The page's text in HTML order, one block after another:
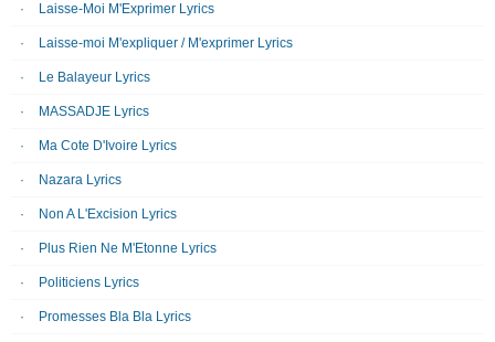
Laisse-Moi M'Exprimer Lyrics
Laisse-moi M'expliquer / M'exprimer Lyrics
Le Balayeur Lyrics
MASSADJE Lyrics
Ma Cote D'Ivoire Lyrics
Nazara Lyrics
Non A L'Excision Lyrics
Plus Rien Ne M'Etonne Lyrics
Politiciens Lyrics
Promesses Bla Bla Lyrics